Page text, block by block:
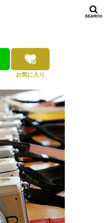
お気に入り